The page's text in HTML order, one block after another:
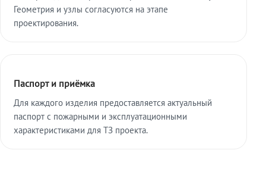
Геометрия и узлы согласуются на этапе
проектирования.
Паспорт и приёмка
Для каждого изделия предоставляется актуальный
паспорт с пожарными и эксплуатационными
характеристиками для ТЗ проекта.